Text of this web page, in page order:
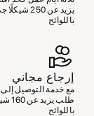
التسليم.
بمجرد تأكيد
المنتج مرة
يزيد عن 250
باللوائح
إرجاع مجاني
مع خدمة التوصيل
طلب
باللوائح